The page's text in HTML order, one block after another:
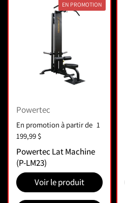
Powertec
Prix :
En promotion à partir de 1
199,99 $
Powertec Lat Machine
(P-LM23)
Voir le produit
EN PROMOTION